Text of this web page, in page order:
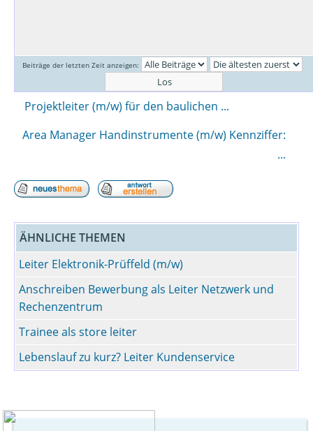
Beiträge der letzten Zeit anzeigen:
Projektleiter (m/w) für den baulichen ...
Area Manager Handinstrumente (m/w) Kennziffer:
...
ÄHNLICHE THEMEN
Leiter Elektronik-Prüffeld (m/w)
Anschreiben Bewerbung als Leiter Netzwerk und
Rechenzentrum
Trainee als store leiter
Lebenslauf zu kurz? Leiter Kundenservice